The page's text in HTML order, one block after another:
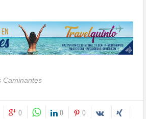
Caminantes
0 0 0